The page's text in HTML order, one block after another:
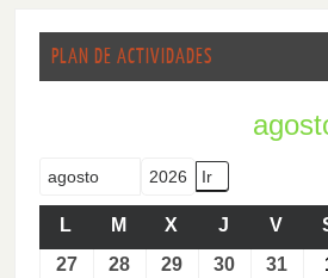
PLAN DE ACTIVIDADES
Mes
Año
L
M X J V
27
28 29 30 31